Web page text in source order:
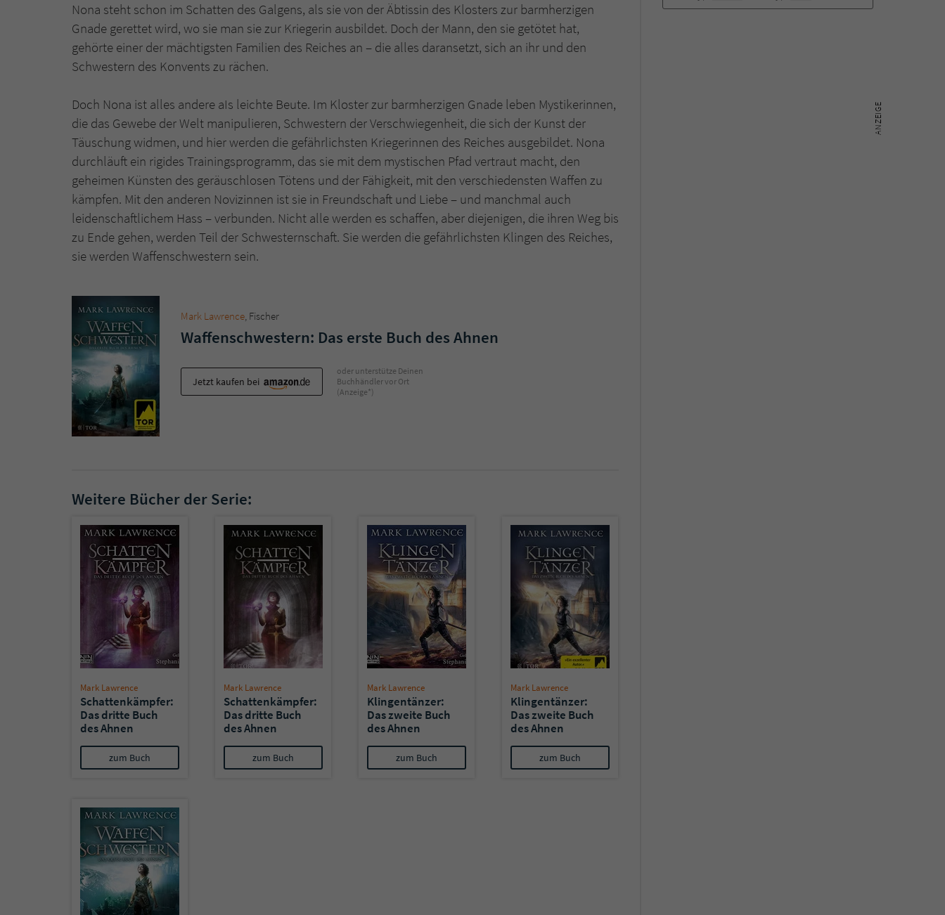
Nona steht schon im Schatten des Galgens, als sie von der Äbtissin des Klosters zur barmherzigen
Gnade gerettet wird, wo sie man sie zur Kriegerin ausbildet. Doch der Mann, den sie getötet hat,
gehörte einer der mächtigsten Familien des Reiches an – die alles daransetzt, sich an ihr und den
Schwestern des Konvents zu rächen.
Doch Nona ist alles andere aIs leichte Beute. Im Kloster zur barmherzigen Gnade leben Mystikerinnen,
die das Gewebe der Welt manipulieren, Schwestern der Verschwiegenheit, die sich der Kunst der
Täuschung widmen, und hier werden die gefährlichsten Kriegerinnen des Reiches ausgebildet. Nona
durchläuft ein rigides Trainingsprogramm, das sie mit dem mystischen Pfad vertraut macht, den
geheimen Künsten des geräuschlosen Tötens und der Fähigkeit, mit den verschiedensten Waffen zu
kämpfen. Mit den anderen Novizinnen ist sie in Freundschaft und Liebe – und manchmal auch
leidenschaftlichem Hass – verbunden. Nicht alle werden es schaffen, aber diejenigen, die ihren Weg bis
zu Ende gehen, werden Teil der Schwesternschaft. Sie werden die gefährlichsten Klingen des Reiches,
sie werden Waffenschwestern sein.
Mark Lawrence, Fischer
Waffenschwestern: Das erste Buch des Ahnen
Jetzt kaufen bei
oder unterstütze Deinen
Buchhändler vor Ort
(Anzeige*)
Weitere Bücher der Serie:
Mark Lawrence
Schattenkämpfer:
Das dritte Buch
des Ahnen
zum Buch
Mark Lawrence
Schattenkämpfer:
Das dritte Buch
des Ahnen
zum Buch
Mark Lawrence
Klingentänzer:
Das zweite Buch
des Ahnen
zum Buch
Mark Lawrence
Klingentänzer:
Das zweite Buch
des Ahnen
zum Buch
Name tx_pwcomments_ahash
Laufzeit 1 Jahr
Zweck Cookie für Kommentare einzelner Buchtitel
Name fe_typo_user
Laufzeit Session